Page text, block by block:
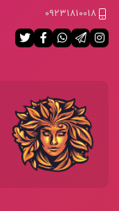
09231810018